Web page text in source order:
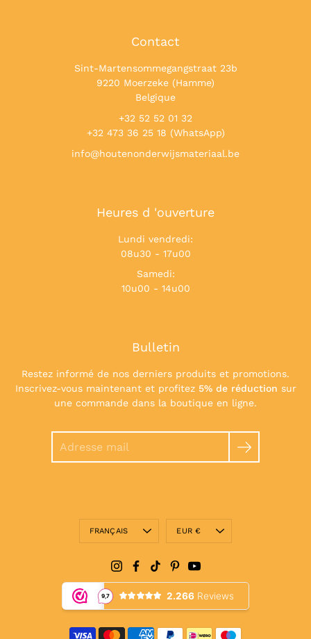
Contact
Sint-Martensommegangstraat 23b
9220 Moerzeke (Hamme)
Belgique
+32 52 52 01 32
+32 473 36 25 18 (WhatsApp)
info@houtenonderwijsmateriaal.be
Heures d 'ouverture
Lundi vendredi:
08u30 - 17u00
Samedi:
10u00 - 14u00
Bulletin
Restez informé de nos derniers produits et promotions.
Inscrivez-vous maintenant et profitez 5% de réduction sur
une commande dans la boutique en ligne.
Langue
FRANÇAIS Devise
EUR €